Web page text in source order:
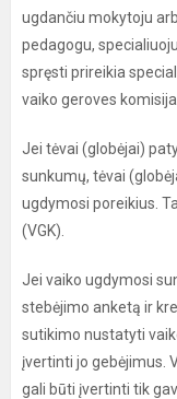
ugdančiu mokytoju
pedagogu,
spręsti prireikia
vaiko geroves komisija
Jei tėvai (globėjai)
sunkumų, tėvai
ugdymosi poreikius.
(VGK).
Jei vaiko ugdymosi
stebėjimo anketą ir
sutikimo nustatyti
įvertinti jo gebėjimus.
gali būti įvertinti tik